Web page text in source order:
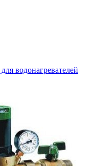
водонагревателей